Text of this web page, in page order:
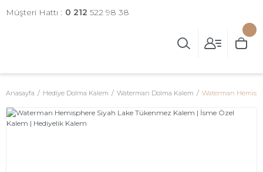
Müşteri Hattı : 0 212 522 98 38
Anasayfa Hediye Dolma Kalem Waterman Dolma Kalem Waterman